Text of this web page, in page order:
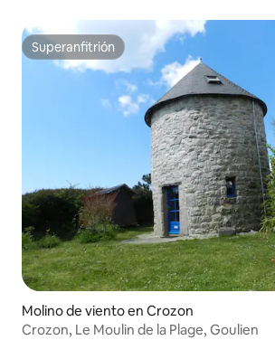
Superanfitrión
Superanfitrión
Molino de viento en Crozon
Crozon, Le Moulin de la Plage, Goulien